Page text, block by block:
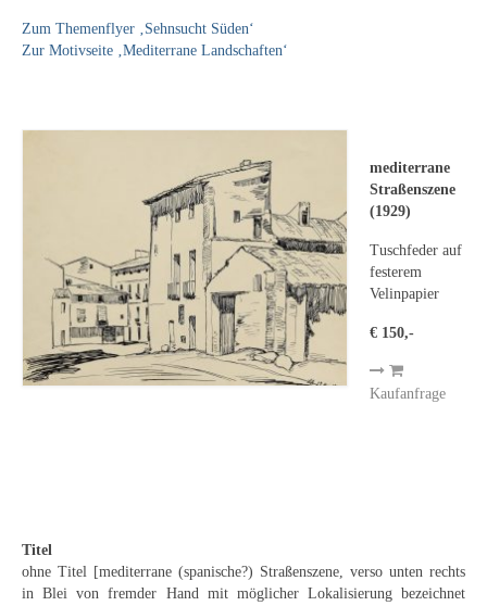
Leonhard Heinrich Hessel
Ludwig Martin Wilberg
Weitere Künstler nach 1945
Kunst 1900-1945
Walter Becker
Ernst Geitlinger
Paul Segieth
Zum Themenflyer ‚Sehnsucht Süden‘
Zur Motivseite ‚Mediterrane Landschaften‘
mediterrane
Straßenszene
(1929)
Tuschfeder auf
festerem
Velinpapier
€ 150,-
Kaufanfrage
Titel
ohne Titel [mediterrane (spanische?) Straßenszene, verso unten rechts
in Blei von fremder Hand mit möglicher Lokalisierung bezeichnet